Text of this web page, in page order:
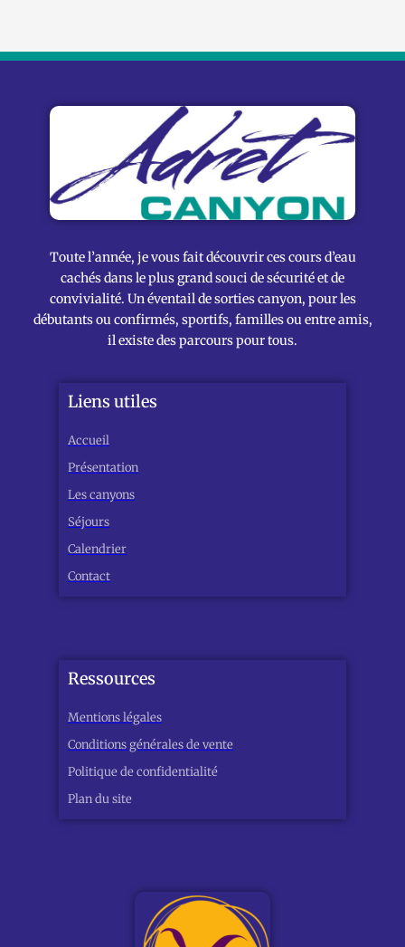
Toute l’année, je vous fait découvrir ces cours d’eau
cachés dans le plus grand souci de sécurité et de
convivialité. Un éventail de sorties canyon, pour les
débutants ou confirmés, sportifs, familles ou entre amis,
il existe des parcours pour tous.
Liens utiles
Accueil
Présentation
Les canyons
Séjours
Calendrier
Contact
Ressources
Mentions légales
Conditions générales de vente
Politique de confidentialité
Plan du site